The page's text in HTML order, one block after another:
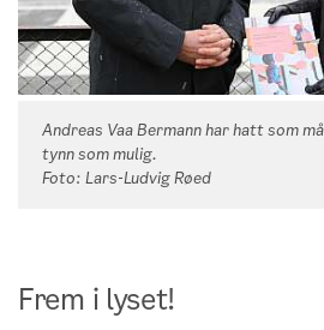
Andreas Vaa Bermann har hatt som
tynn som mulig.
Foto: Lars-Ludvig Røed
Frem i lyset!